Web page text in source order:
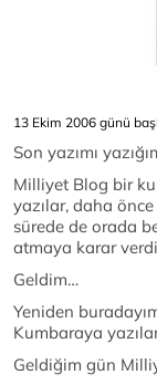
13 Ekim 2006 günü
Son yazımı
Milliyet Blog bir
yazılar, daha
sürede de orada
atmaya karar
Geldim…
Yeniden
Kumbaraya
Geldiğim gün